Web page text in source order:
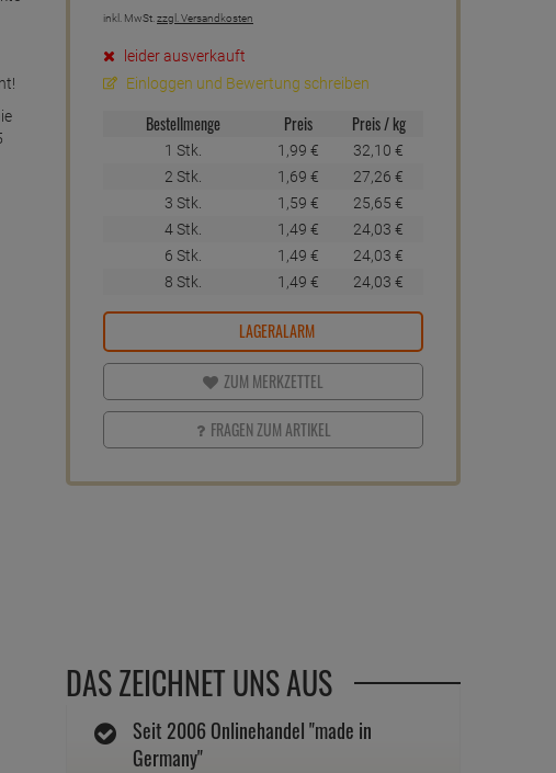
inkl. MwSt. zzgl. Versandkosten
leider ausverkauft
Einloggen und Bewertung schreiben
Bestellmenge Preis Preis / kg
1 Stk. 1,99 € 32,10 €
2 Stk.
1,69 € 27,26 €
3 Stk.
1,59 € 25,65 €
4 Stk.
1,49 € 24,03 €
6 Stk.
1,49 € 24,03 €
8 Stk.
1,49 € 24,03 €
LAGERALARM
ZUM MERKZETTEL
FRAGEN ZUM ARTIKEL
DAS ZEICHNET UNS AUS
Seit 2006 Onlinehandel "made in
Germany"